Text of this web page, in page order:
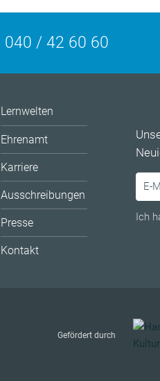
040 / 42 60 60
Lernwelten
Ehrenamt
Karriere
Ausschreibungen
Presse
Kontakt
Ich
Gefördert durch